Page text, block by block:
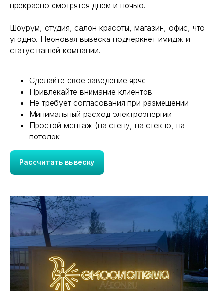
прекрасно смотрятся днем и ночью.
Шоурум, студия, салон красоты, магазин, офис, что
угодно. Неоновая вывеска подчеркнет имидж и
статус вашей компании.
Сделайте свое заведение ярче
Привлекайте внимание клиентов
Не требует согласования при размещении
Минимальный расход электроэнергии
Простой монтаж (на стену, на стекло, на
потолок
Рассчитать вывеску